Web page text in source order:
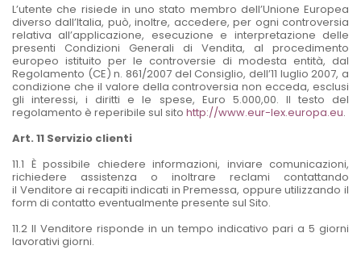
L’utente che risiede in uno stato membro dell’Unione Europea
diverso dall’Italia, può, inoltre, accedere, per ogni controversia
relativa all’applicazione, esecuzione e interpretazione delle
presenti Condizioni Generali di Vendita, al procedimento
europeo istituito per le controversie di modesta entità, dal
Regolamento (CE) n. 861/2007 del Consiglio, dell’11 luglio 2007, a
condizione che il valore della controversia non ecceda, esclusi
gli interessi, i diritti e le spese, Euro 5.000,00. Il testo del
regolamento è reperibile sul sito http://www.eur-lex.europa.eu.
Art. 11 Servizio clienti
11.1 È possibile chiedere informazioni, inviare comunicazioni,
richiedere assistenza o inoltrare reclami contattando
il Venditore ai recapiti indicati in Premessa, oppure utilizzando il
form di contatto eventualmente presente sul Sito.
11.2 Il Venditore risponde in un tempo indicativo pari a 5 giorni
lavorativi giorni.